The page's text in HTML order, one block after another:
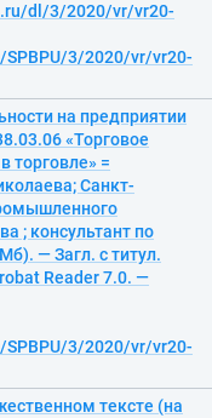
dl/3/2020/vr/vr20-
3/2020/vr/vr20-
на предприятии
«Торговое
торговле» =
Санкт-
; консультант по
— Загл. с титул.
Reader 7.0. —
3/2020/vr/vr20-
тексте (на